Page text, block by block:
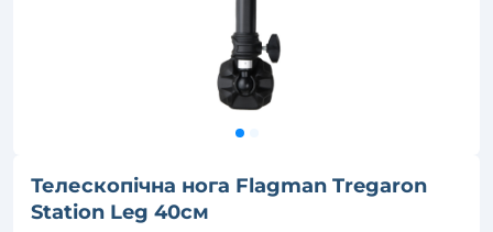
Телескопічна нога Flagman Tregaron
Station Leg 40см